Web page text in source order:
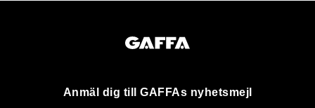
Anmäl dig till GAFFAs nyhetsmejl